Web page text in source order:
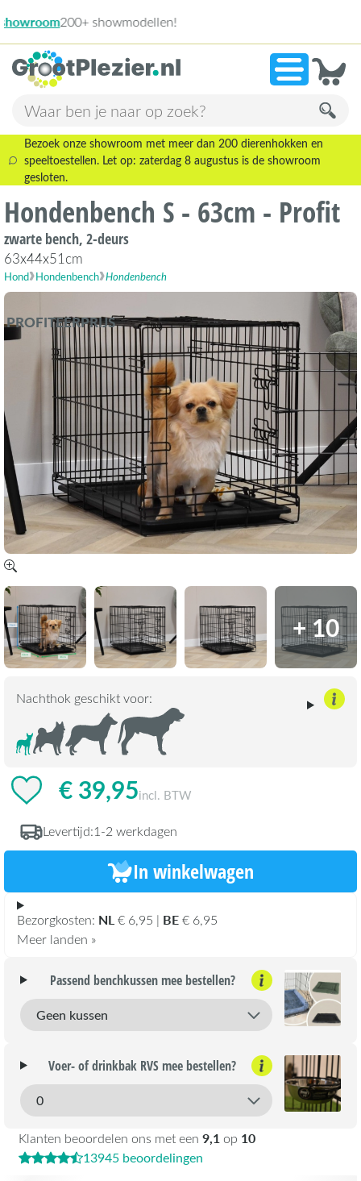
»13.945 beoordelingen!
Bezoek onze showroom met meer dan 200 dierenhokken en
speeltoestellen. Let op: zaterdag 8 augustus is de showroom
gesloten.
Hondenbench S - 63cm - Profit
zwarte bench, 2-deurs
63x44x51cm
Hond Hondenbench Hondenbench
PROFITEERPRIJS
+ 10
Nachthok geschikt voor:
€ 39,95incl. BTW
Levertijd:1-2 werkdagen
In winkelwagen
Bezorgkosten: NL € 6,95 | BE€ 6,95
Meer landen »
Klanten beoordelen ons met een 9,1 op 10
13945 beoordelingen
Passend benchkussen mee bestellen?
Voer- of drinkbak RVS mee bestellen?